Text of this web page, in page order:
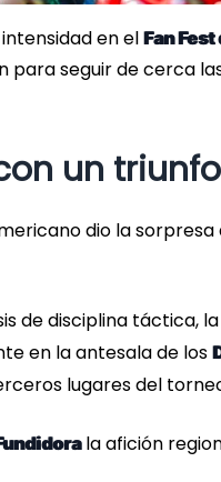
en el Fan
seguir de cerca
un
dio la
de disciplina táctica, la
en la antesala de los
lugares del
la afición